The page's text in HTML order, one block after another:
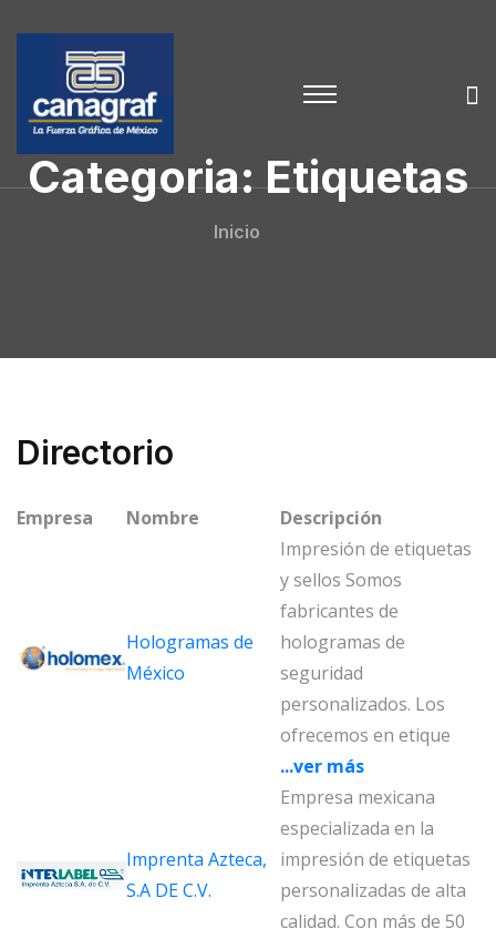
Categoria: Etiquetas
Inicio
Directorio
Empresa Nombre Descripción
Hologramas de
México
Impresión de etiquetas
y sellos Somos
fabricantes de
hologramas de
seguridad
personalizados. Los
ofrecemos en etique
...ver más
Imprenta Azteca,
S.A DE C.V.
Empresa mexicana
especializada en la
impresión de etiquetas
personalizadas de alta
calidad. Con más de 50